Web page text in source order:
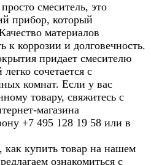
смеситель, это
прибор, который
материалов
к коррозии и долговечность.
придает смесителю
сочетается с
комнат. Если у вас
товару, свяжитесь с
магазина
+7 495 128 19 58 или в
как купить товар на нашем
ознакомиться с